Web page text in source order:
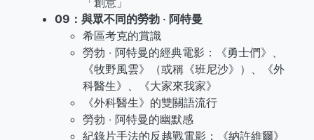
09：與眾不同的勞勃 ‧ 阿特曼
希區考克的賞識
勞勃 ‧ 阿特曼的經典電影：《勇士們》、
《牧野風雲》（或稱《班尼沙》）、《外
科醫生》、《大家來我家》
《外科醫生》的雙關語流行
勞勃 ‧ 阿特曼的幽默感
紀錄片手法的反越戰電影：《納許維爾》